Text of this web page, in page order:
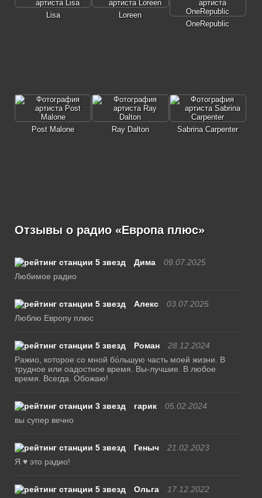
Lisa
Loreen
OneRepublic
Post Malone Ray Dalton Sabrina Carpenter
Отзывы о радио «Европа плюс»
Дима
09.07.2025
Любимое радио
Алекс
03.07.2025
Люблю Европу плюс
Роман
28.12.2024
Ражио, которое со мной бо́льшую часть моей жизни. В
трудное или оадостное время. Вы-лучшие. В любое
время. Всегда. Обожаю!
гарик
05.02.2024
вы супер вечно
Геныч
21.02.2023
Я ♥ это радио!
Ольга
17.12.2022